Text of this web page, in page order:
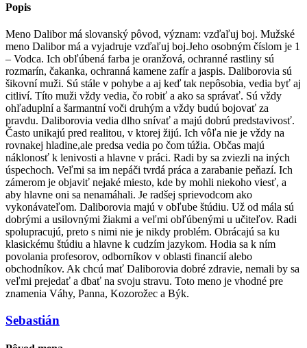
Popis
Meno Dalibor má slovanský pôvod, význam: vzďaľuj boj. Mužské
meno Dalibor má a vyjadruje vzďaľuj boj.Jeho osobným číslom je 1
– Vodca. Ich obľúbená farba je oranžová, ochranné rastliny sú
rozmarín, čakanka, ochranná kamene zafír a jaspis. Daliborovia sú
šikovní muži. Sú stále v pohybe a aj keď tak nepôsobia, vedia byť aj
citliví. Títo muži vždy vedia, čo robiť a ako sa správať. Sú vždy
ohľaduplní a šarmantní voči druhým a vždy budú bojovať za
pravdu. Daliborovia vedia dlho snívať a majú dobrú predstavivosť.
Často unikajú pred realitou, v ktorej žijú. Ich vôľa nie je vždy na
rovnakej hladine,ale predsa vedia po čom túžia. Občas majú
náklonosť k lenivosti a hlavne v práci. Radi by sa zviezli na iných
úspechoch. Veľmi sa im nepáči tvrdá práca a zarabanie peňazí. Ich
zámerom je objaviť nejaké miesto, kde by mohli niekoho viesť, a
aby hlavne oni sa nenamáhali. Je radšej sprievodcom ako
vykonávateľom. Daliborovia majú v obľube štúdiu. Už od mála sú
dobrými a usilovnými žiakmi a veľmi obľúbenými u učiteľov. Radi
spolupracujú, preto s nimi nie je nikdy problém. Obrácajú sa ku
klasickému štúdiu a hlavne k cudzím jazykom. Hodia sa k ním
povolania profesorov, odborníkov v oblasti financií alebo
obchodníkov. Ak chcú mať Daliborovia dobré zdravie, nemali by sa
veľmi prejedať a dbať na svoju stravu. Toto meno je vhodné pre
znamenia Váhy, Panna, Kozorožec a Býk.
Sebastián